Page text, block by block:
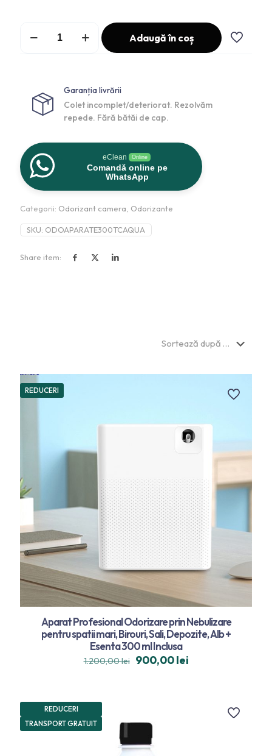
Adaugă în coș
Garanția livrării
Colet incomplet/deteriorat. Rezolvăm
repede. Fără bătăi de cap.
eClean Online
Comandă online pe
WhatsApp
Categorii: Odorizant camera Odorizante
SKU: ODOAPARATE300TCAQUA
Share item:
REDUCERI
Aparat Profesional Odorizare prin Nebulizare
pentru spatii mari, Birouri, Sali, Depozite, Alb +
Esenta 300 ml Inclusa
1.200,00lei 900,00lei
REDUCERI
TRANSPORT GRATUIT